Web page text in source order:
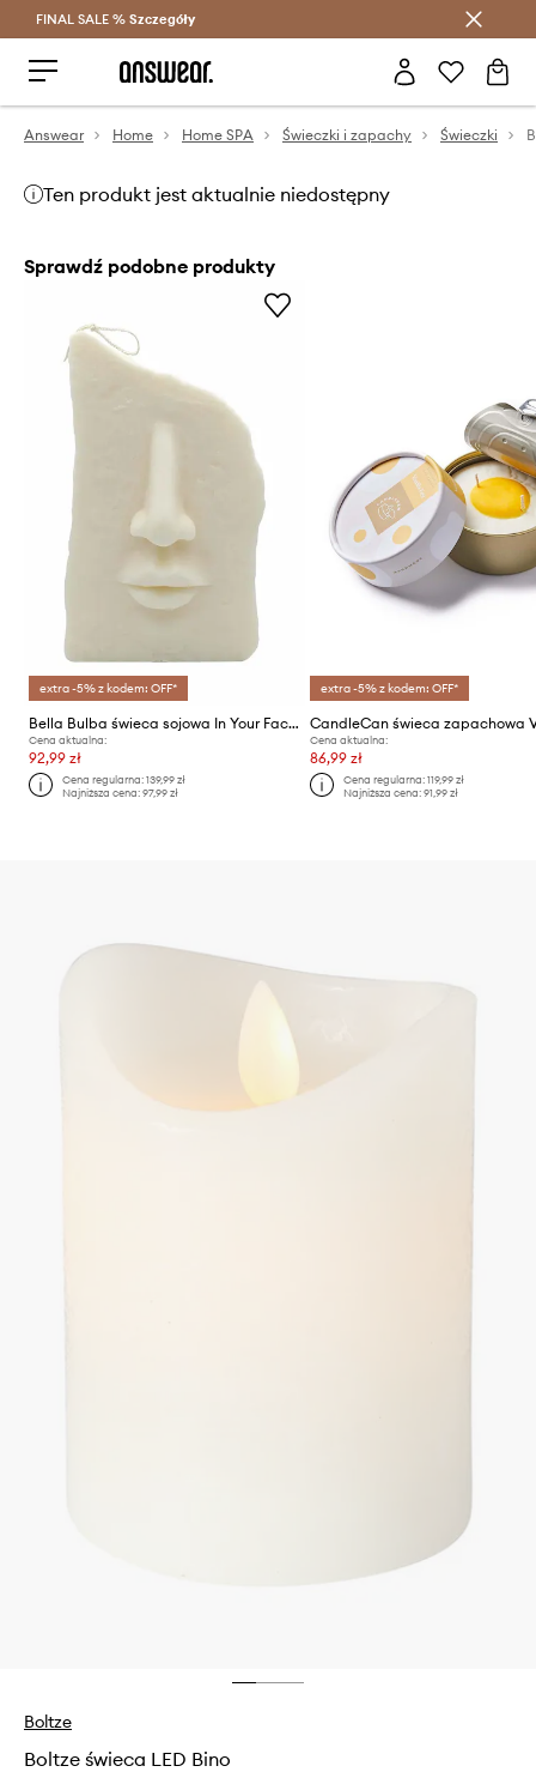
Oszczędzaj z Answear Club >
FINAL SALE % Szczegóły
Answear Home Home SPA Świeczki i zapachy Świeczki
Ten produkt jest aktualnie niedostępny
Sprawdź podobne produkty
extra -5% z kodem: OFF*
Bella Bulba świeca sojowa In Your Face
Cena aktualna:
92,99 zł
Cena regularna:139,99 zł
Najniższa cena:97,99 zł
extra -5% z kodem: OFF*
Cena aktualna:
86,99 zł
Cena regularna: 119,99 zł
Najniższa cena: 91,99 zł
Boltze
Boltze świeca LED Bino